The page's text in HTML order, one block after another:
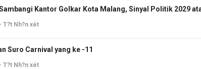
Kantor Golkar Kota Malang, Sinyal Politik 2029
T?t Nh?n xét
Suro Carnival yang ke -11
T?t Nh?n xét